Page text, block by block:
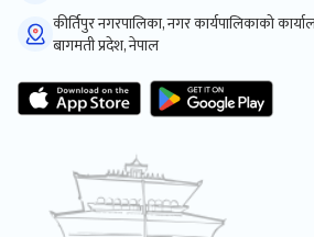
कीर्तिपुर नगरपालिका, नगर कार्यपालिकाको
बागमती प्रदेश, नेपाल